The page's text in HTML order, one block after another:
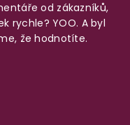
od zákazníků,
rychle? YOO. A byl
že hodnotíte.